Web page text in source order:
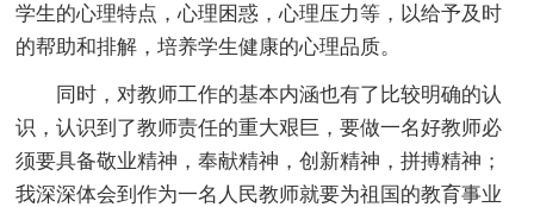
学生的心理特点，心理困惑，心理压力等，以给予及时
的帮助和排解，培养学生健康的心理品质。
同时，对教师工作的基本内涵也有了比较明确的认
识，认识到了教师责任的重大艰巨，要做一名好教师必
须要具备敬业精神，奉献精神，创新精神，拼搏精神；
我深深体会到作为一名人民教师就要为祖国的教育事业